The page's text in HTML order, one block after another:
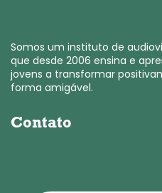
Somos um instituto de
que desde 2006 ensina e
jovens a transformar
forma amigável.
Contato